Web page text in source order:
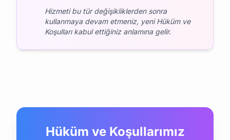
Hizmeti bu tür değişikliklerden sonra
kullanmaya devam etmeniz, yeni Hüküm ve
Koşulları kabul ettiğiniz anlamına gelir.
Hüküm ve Koşullarımız